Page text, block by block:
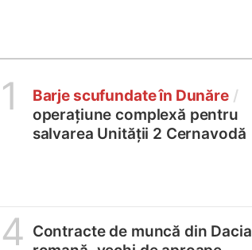
1 Barje scufundate în Dunăre /
operațiune complexă pentru
salvarea Unității 2 Cernavodă
4 Contracte de muncă din Dacia